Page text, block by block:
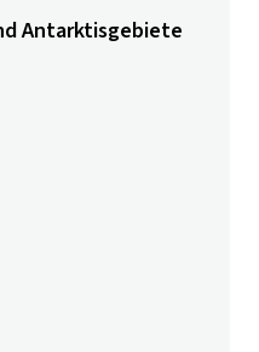
Antarktisgebiete